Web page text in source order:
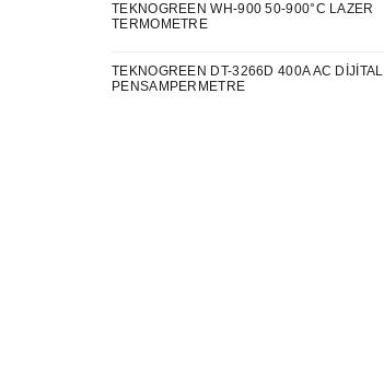
TEKNOGREEN WH-900 50-900°C LAZER
TERMOMETRE
TEKNOGREEN DT-3266D 400A AC DIJITAL
PENSAMPERMETRE